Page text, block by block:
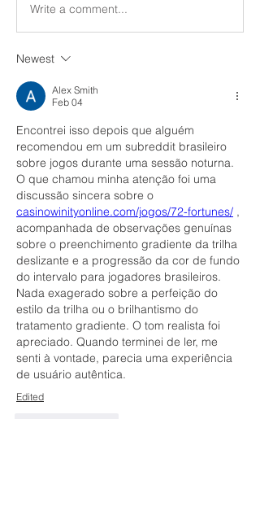
Write a comment...
Newest
Alex Smith
Feb 04
Encontrei isso depois que alguém
recomendou em um subreddit brasileiro
sobre jogos durante uma sessão noturna.
O que chamou minha atenção foi uma
casinowinityonline.com/jogos/72-fortunes/ ,
acompanhada de observações genuínas
sobre o preenchimento gradiente da trilha
deslizante e a progressão da cor de fundo
do intervalo para jogadores brasileiros.
Nada exagerado sobre a perfeição do
estilo da trilha ou o brilhantismo do
tratamento gradiente. O tom realista foi
apreciado. Quando terminei de ler, me
senti à vontade, parecia uma experiência
de usuário autêntica.
Edited